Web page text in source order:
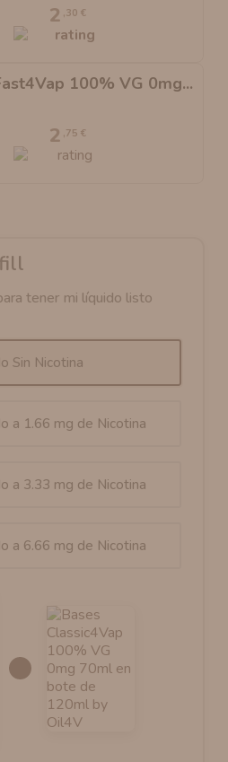
2 ,30 €
100% VG 0mg...
2 ,75 €
tener mi líquido listo
Sin Nicotina
a 1.66 mg de Nicotina
a 3.33 mg de Nicotina
a 6.66 mg de Nicotina